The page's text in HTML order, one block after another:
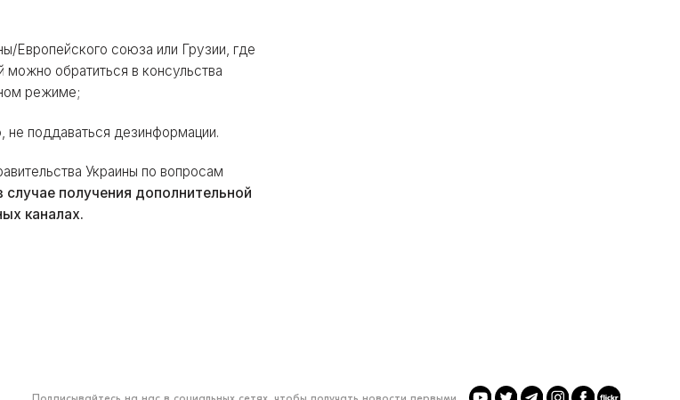
Европейского союза или Грузии, где
обратиться в консульства
режиме;
поддаваться дезинформации.
Украины по вопросам
получения дополнительной
каналах.